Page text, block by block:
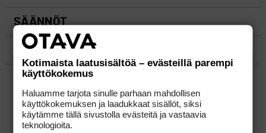
SÄÄNNÖT
OHJEET
UUSIMMAT VIESTIKETJUT
YLEISTÄ
Kotimaista laatusisältöä – evästeillä parempi
käyttökokemus
Haluamme tarjota sinulle parhaan mahdollisen
käyttökokemuksen ja laadukkaat sisällöt, siksi
käytämme tällä sivustolla evästeitä ja vastaavia
teknologioita.